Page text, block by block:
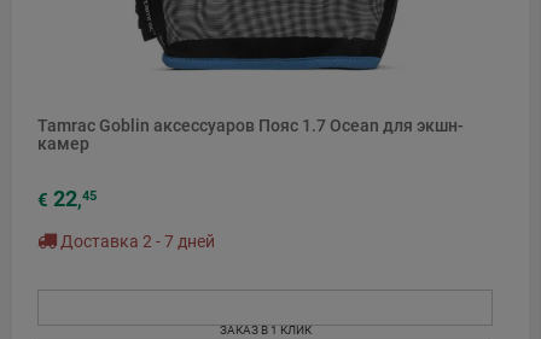
Tamrac Goblin аксессуаров Пояс 1.7 Ocean для экшн-
камер
€ 22,45
Доставка 2 - 7 дней
ЗАКАЗ В 1 КЛИК